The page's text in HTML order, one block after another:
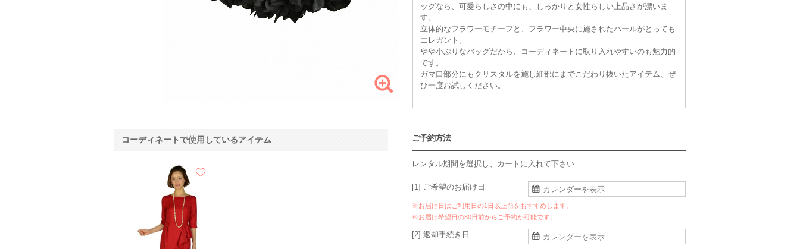
ッグなら、可愛らしさの中にも、しっかりと女性らしい上品さが漂いま
す。
立体的なフラワーモチーフと、フラワー中央に施されたパールがとっても
エレガント。
やや小ぶりなバッグだから、コーディネートに取り入れやすいのも魅力的
です。
ガマ口部分にもクリスタルを施し細部にまでこだわり抜いたアイテム、ぜ
ひ一度お試しください。
ご予約方法
レンタル期間を選択し、カートに入れて下さい
[1] ご希望のお届け日
※お届け日はご利用日の1日以上前をおすすめします。
※お届け希望日の80日前からご予約が可能です。
[2] 返却手続き日
コーディネートで使用しているアイテム